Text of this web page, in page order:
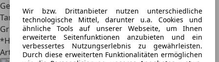
Wir bzw. Drittanbieter nutzen unterschiedliche
technologische Mittel, darunter u.a. Cookies und
ähnliche Tools auf unserer Webseite, um Ihnen
erweiterte Seitenfunktionen anzubieten und ein
verbessertes Nutzungserlebnis zu gewährleisten.
Durch diese erweiterten Funktionalitäten ermöglichen
Gewicht: 1.556 kg
Tankvolumen: 48 l
Grundpreis: ab 30.690 Euro
*Herstellerangaben
Artikel teilen